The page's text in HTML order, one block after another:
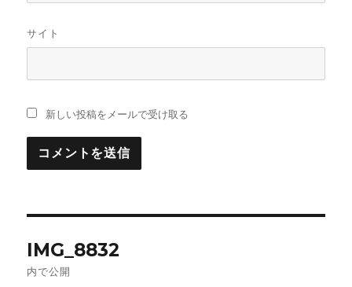
サイト
新しい投稿をメールで受け取る
稿
IMG_8832
内で公開